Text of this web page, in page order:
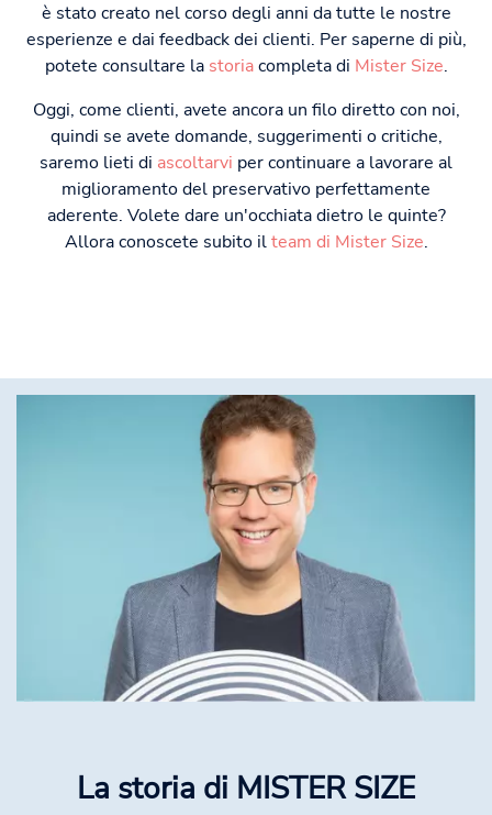
è stato creato nel corso degli anni da tutte le nostre
esperienze e dai feedback dei clienti. Per saperne di più,
potete consultare la storiacompleta di Mister Size.
Oggi, come clienti, avete ancora un filo diretto con noi,
quindi se avete domande, suggerimenti o critiche,
saremo lieti di ascoltarvi per continuare a lavorare al
miglioramento del preservativo perfettamente
aderente. Volete dare un'occhiata dietro le quinte?
Allora conoscete subito ilteam di Mister Size.
La storia di MISTER SIZE